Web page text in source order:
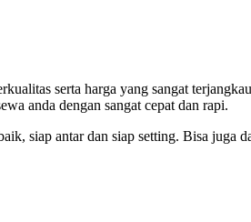
serta harga yang sangat
anda dengan sangat cepat dan rapi.
siap antar dan siap setting. Bisa juga